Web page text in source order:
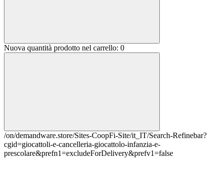
Nuova quantità prodotto nel carrello: 0
/on/demandware.store/Sites-CoopFi-Site/it_IT/Search-Refinebar?
cgid=giocattoli-e-cancelleria-giocattolo-infanzia-e-
prescolare&prefn1=excludeForDelivery&prefv1=false